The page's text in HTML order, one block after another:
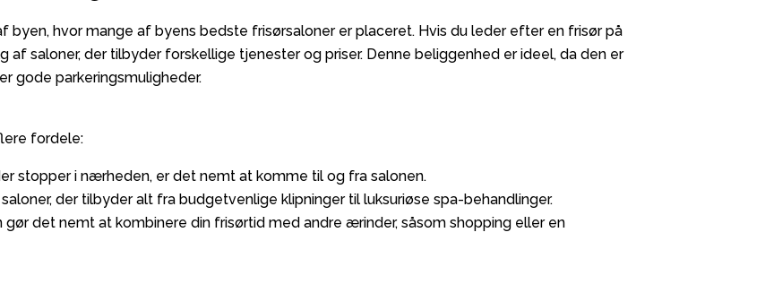
byen, hvor mange af byens bedste frisørsaloner er placeret. Hvis du leder efter en frisør på
af saloner, der tilbyder forskellige tjenester og priser. Denne beliggenhed er ideel, da den er
gode parkeringsmuligheder.
fordele:
stopper i nærheden, er det nemt at komme til og fra salonen.
der tilbyder alt fra budgetvenlige klipninger til luksuriøse spa-behandlinger.
det nemt at kombinere din frisørtid med andre ærinder, såsom shopping eller en